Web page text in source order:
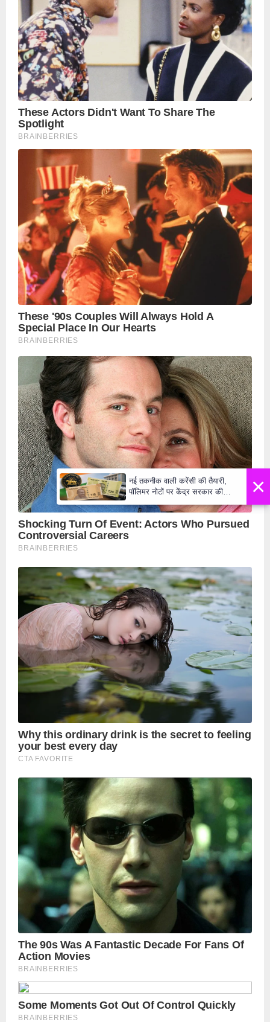
×
नई तकनीक वाली करेंसी की तैयारी,
पॉलिमर नोटों पर केंद्र सरकार की
मुहर,जल्द बाजार में दिखेंगे प्लास्टिक के
₹10 और ₹20 के नोट - Daily Lok
Manch PM Modi U